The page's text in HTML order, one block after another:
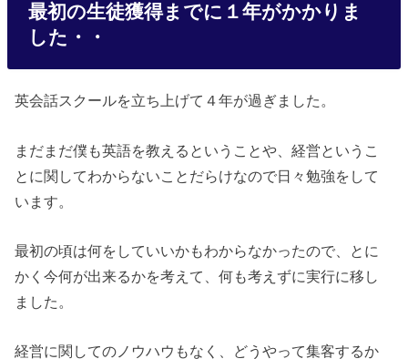
最初の生徒獲得までに１年がかかりま
した・・
英会話スクールを立ち上げて４年が過ぎました。
まだまだ僕も英語を教えるということや、経営というこ
とに関してわからないことだらけなので日々勉強をして
います。
最初の頃は何をしていいかもわからなかったので、とに
かく今何が出来るかを考えて、何も考えずに実行に移し
ました。
経営に関してのノウハウもなく、どうやって集客するか